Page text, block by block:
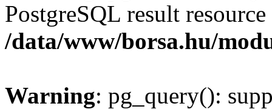
PostgreSQL result
/data/www/borsa.hu/
Warning: pg_query():